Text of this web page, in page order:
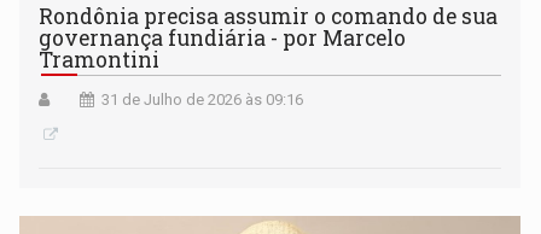
Rondônia precisa assumir o comando de sua
governança fundiária - por Marcelo
Tramontini
31 de Julho de 2026 às 09:16